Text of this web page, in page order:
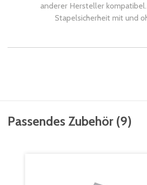
anderer Hersteller
Stapelsicherheit mit und
Passendes Zubehör (9)